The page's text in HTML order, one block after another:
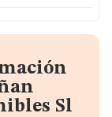
Sl